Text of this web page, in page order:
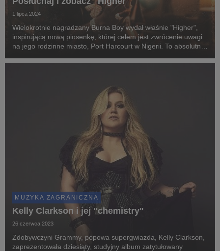
1 lipca 2024
Wielokrotnie nagradzany Burna Boy wydał właśnie "Higher",
inspirującą nową piosenkę, której celem jest zwrócenie uwagi
na jego rodzinne miasto, Port Harcourt w Nigerii. To absolutnie
Boya w ramach Project PROTE...
MUZYKA ZAGRANICZNA
Kelly Clarkson i jej "chemistry"
26 czerwca 2023
Zdobywczyni Grammy, popowa supergwiazda, Kelly Clarkson,
zaprezentowała dziesiąty, studyjny album zatytułowany